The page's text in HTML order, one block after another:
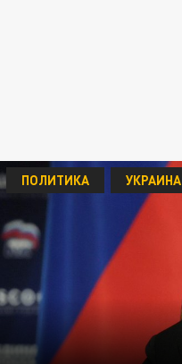
ПОЛИТИКА УКРАИНА